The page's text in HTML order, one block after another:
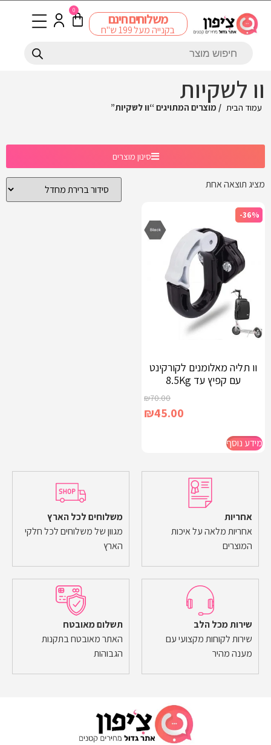
משלוחים חינם
בקנייה מעל 199 ש"ח
0
וו לשקיות
עמוד הבית / מוצרים המתויגים “וו לשקיות”
סינון מוצרים
מציג תוצאה אחת
-36%
וו תליה מאלומנים לקורקינט
עם קפיץ עד 8.5Kg
₪70.00
₪45.00
מידע נוסף
אחריות
אחריות מלאה על איכות
המוצרים
משלוחים לכל הארץ
מגוון של משלוחים לכל חלקי
הארץ
שירות מכל הלב
שירות לקוחות מקצועי עם
מענה מהיר
תשלום מאובטח
האתר מאובטח בתקנות
הגבוהות